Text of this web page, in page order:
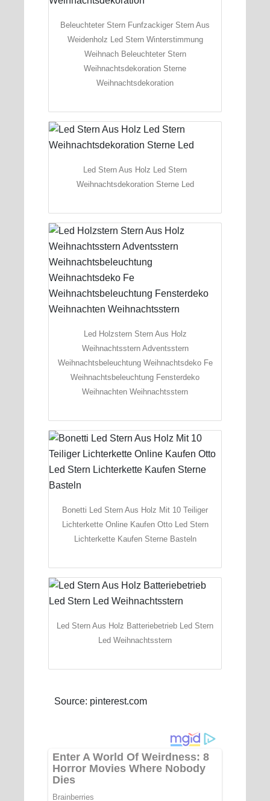
Beleuchteter Stern Funfzackiger Stern Aus
Weidenholz Led Stern Winterstimmung
Weihnach Beleuchteter Stern
Weihnachtsdekoration Sterne
Weihnachtsdekoration
Led Stern Aus Holz Led Stern
Weihnachtsdekoration Sterne Led
Led Holzstern Stern Aus Holz
Weihnachtsstern Adventsstern
Weihnachtsbeleuchtung Weihnachtsdeko Fe
Weihnachtsbeleuchtung Fensterdeko
Weihnachten Weihnachtsstern
Bonetti Led Stern Aus Holz Mit 10 Teiliger
Lichterkette Online Kaufen Otto Led Stern
Lichterkette Kaufen Sterne Basteln
Led Stern Aus Holz Batteriebetrieb Led Stern
Led Weihnachtsstern
Source: pinterest.com